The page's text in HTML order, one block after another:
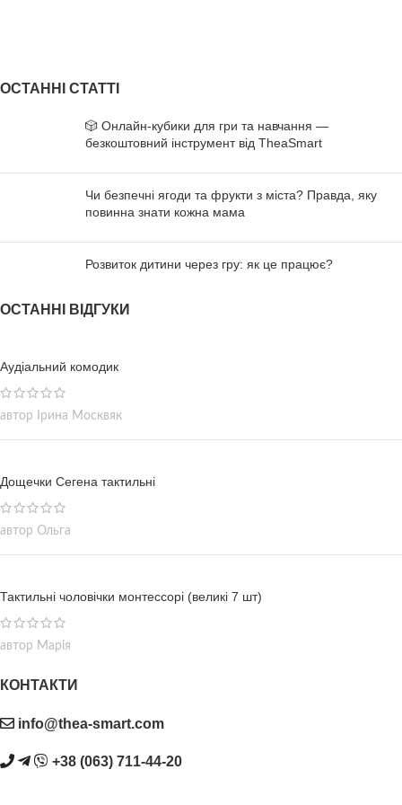
ОСТАННІ СТАТТІ
🎲 Онлайн-кубики для гри та навчання —
безкоштовний інструмент від TheaSmart
Чи безпечні ягоди та фрукти з міста? Правда, яку
повинна знати кожна мама
Розвиток дитини через гру: як це працює?
ОСТАННІ ВІДГУКИ
Аудіальний комодик
автор Ірина Москвяк
Дощечки Сегена тактильні
автор Ольга
Тактильні чоловічки монтессорі (великі 7 шт)
автор Марія
КОНТАКТИ
info@thea-smart.com
+38 (063) 711-44-20